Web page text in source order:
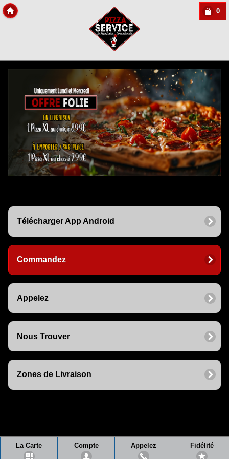
0
Télécharger App Android
Commandez
Appelez
Nous Trouver
Zones de Livraison
La Carte Compte Appelez Fidélité
Copyright Des-click